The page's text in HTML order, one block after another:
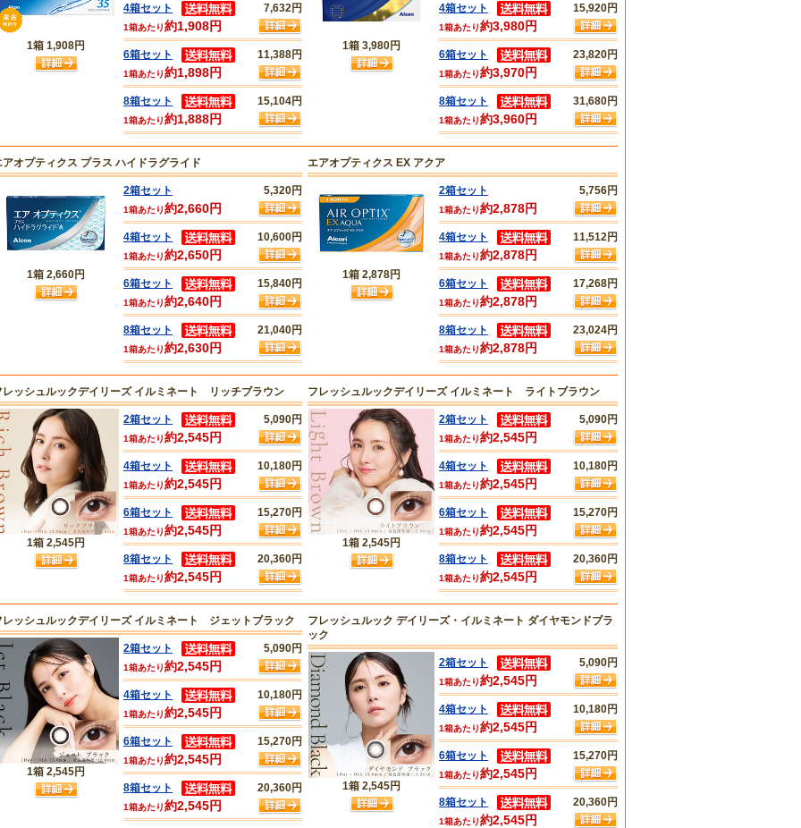
1箱 1,908円
4箱セット 7,632円
1箱あたり約1,908円
6箱セット 11,388円
1箱あたり約1,898円
8箱セット 15,104円
1箱あたり約1,888円
1箱 3,980円
4箱セット 15,920円
1箱あたり約3,980円
6箱セット 23,820円
1箱あたり約3,970円
8箱セット 31,680円
1箱あたり約3,960円
アオプティクス プラス ハイドラグライド
1箱 2,660円
2箱セット 5,320円
1箱あたり約2,660円
4箱セット 10,600円
1箱あたり約2,650円
6箱セット 15,840円
1箱あたり約2,640円
8箱セット 21,040円
1箱あたり約2,630円
エアオプティクス EX アクア
1箱 2,878円
2箱セット 5,756円
1箱あたり約2,878円
4箱セット 11,512円
1箱あたり約2,878円
6箱セット 17,268円
1箱あたり約2,878円
8箱セット 23,024円
1箱あたり約2,878円
レッシュルックデイリーズ イルミネート リッチブラウン
1箱 2,545円
2箱セット 5,090円
1箱あたり約2,545円
4箱セット 10,180円
1箱あたり約2,545円
6箱セット 15,270円
1箱あたり約2,545円
8箱セット 20,360円
1箱あたり約2,545円
フレッシュルックデイリーズ イルミネート ライトブラウン
1箱 2,545円
2箱セット 5,090円
1箱あたり約2,545円
4箱セット 10,180円
1箱あたり約2,545円
6箱セット 15,270円
1箱あたり約2,545円
8箱セット 20,360円
1箱あたり約2,545円
レッシュルックデイリーズ イルミネート ジェットブラック
1箱 2,545円
2箱セット 5,090円
1箱あたり約2,545円
4箱セット 10,180円
1箱あたり約2,545円
6箱セット 15,270円
1箱あたり約2,545円
8箱セット 20,360円
1箱あたり約2,545円
フレッシュルック デイリーズ・イルミネート ダイヤモンドブラ
ック
1箱 2,545円
2箱セット 5,090円
1箱あたり約2,545円
4箱セット 10,180円
1箱あたり約2,545円
6箱セット 15,270円
1箱あたり約2,545円
8箱セット 20,360円
1箱あたり約2,545円